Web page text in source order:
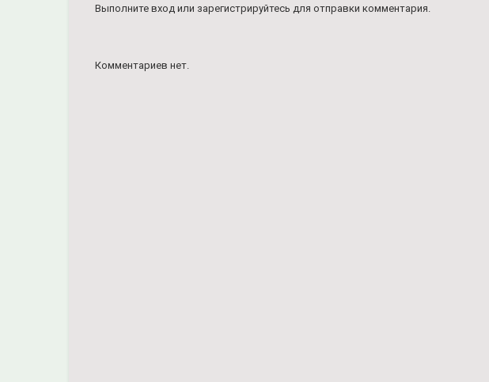
Выполните вход или зарегистрируйтесь для отправки комментария.
Комментариев нет.